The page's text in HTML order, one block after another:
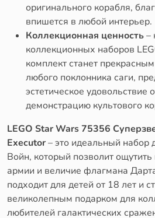
оригинального корабля,
впишется в любой интерьер.
Коллекционная ценность–
коллекционных наборов
комплект станет
любого поклонника саги,
эстетическое удовольствие
демонстрацию культового
LEGO Star Wars 75356
Executor– это идеальный
Войн, который позволит
армии и величие флагмана
подходит для детей от 18 лет и
великолепным подарком для
любителей галактических